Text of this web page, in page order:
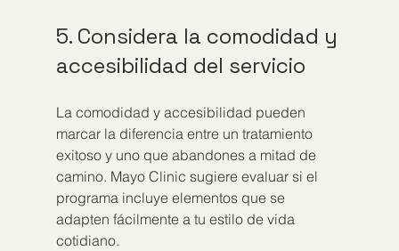
5. Considera la comodidad y
accesibilidad del servicio
La comodidad y accesibilidad pueden
marcar la diferencia entre un tratamiento
exitoso y uno que abandones a mitad de
camino. Mayo Clinic sugiere evaluar si el
programa incluye elementos que se
adapten fácilmente a tu estilo de vida
cotidiano.